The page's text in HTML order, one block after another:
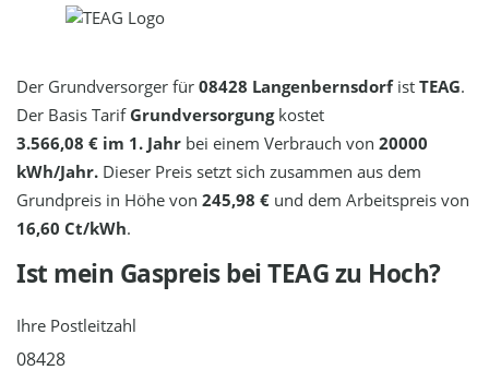
Der Grundversorger für08428 LangenbernsdorfistTEAG.
Der Basis Tarif Grundversorgungkostet
3.566,08 € im 1. Jahr bei einem Verbrauch von20000
kWh/Jahr. Dieser Preis setzt sich zusammen aus dem
Grundpreis in Höhe von245,98 € und dem Arbeitspreis von
16,60 Ct/kWh.
Ist mein Gaspreis beiTEAGzu Hoch?
Ihre Postleitzahl